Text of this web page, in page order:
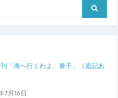
Search
「海へ行くわよ、奏子」（追記あ
7月16日